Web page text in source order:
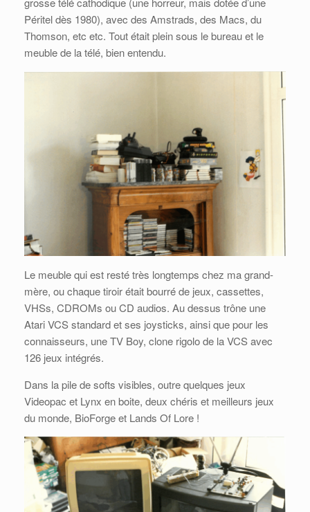
Péritel dès 1980), avec des Amstrads, des Macs, du
Thomson, etc etc. Tout était plein sous le bureau et le
meuble de la télé, bien entendu.
Le meuble qui est resté très longtemps chez ma grand-
mère, ou chaque tiroir était bourré de jeux, cassettes,
VHSs, CDROMs ou CD audios. Au dessus trône une
Atari VCS standard et ses joysticks, ainsi que pour les
connaisseurs, une TV Boy, clone rigolo de la VCS avec
126 jeux intégrés.
Dans la pile de softs visibles, outre quelques jeux
Videopac et Lynx en boite, deux chéris et meilleurs jeux
du monde, BioForge et Lands Of Lore !